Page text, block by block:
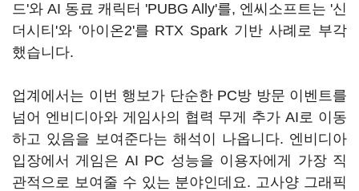
드'와 AI 동료 캐릭터 'PUBG Ally'를, 엔씨소프트는 '신
더시티'와 '아이온2'를 RTX Spark 기반 사례로 부각
했습니다.
업계에서는 이번 행보가 단순한 PC방 방문 이벤트를
넘어 엔비디아와 게임사의 협력 무게 추가 AI로 이동
하고 있음을 보여준다는 해석이 나옵니다. 엔비디아
입장에서 게임은 AI PC 성능을 이용자에게 가장 직
관적으로 보여줄 수 있는 분야인데요. 고사양 그래픽